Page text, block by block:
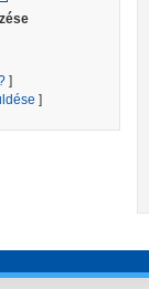
]
]